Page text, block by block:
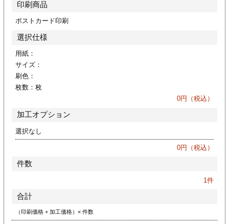
リーブ
ー印刷
印刷商品
ポストカード印刷
選択仕様
用紙：
サイズ：
刷色：
枚数： 枚
0円（税込）
加工オプション
選択なし
0円（税込）
件数
1件
合計
（印刷価格 + 加工価格）× 件数